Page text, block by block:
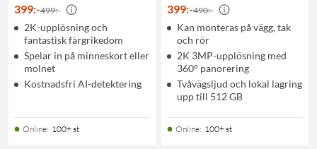
399:-499:-
2K-upplösning och
fantastisk färgrikedom
Spelar in på minneskort eller
molnet
Kostnadsfri AI-detektering
Online: 100+ st
399:-490:-
Kan monteras på vägg, tak
och rör
2K 3MP-upplösning med
360° panorering
Tvåvägsljud och lokal lagring
upp till 512 GB
Online: 100+ st